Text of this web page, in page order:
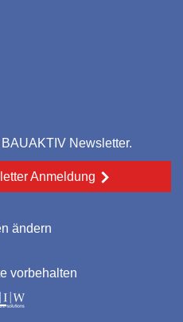
Newsletter.
Anmeldung
ändern
vorbehalten